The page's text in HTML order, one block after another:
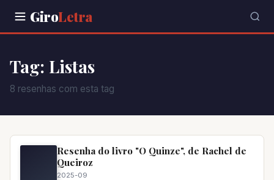
GiroLetra
Tag: Listas
8 resenhas com esta tag
Resenha do livro "O Quinze", de Rachel de
Queiroz
2025-09